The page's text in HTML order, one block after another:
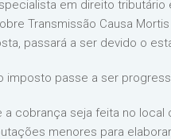
em direito
Transmissão Causa
passará a ser devido o
imposto passe a ser
a cobrança seja feita no
menores para